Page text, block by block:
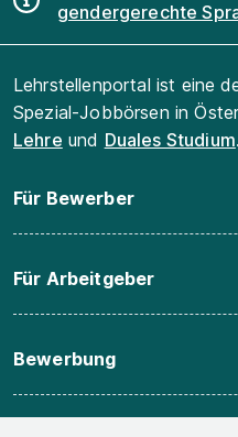
gendergerechte
Lehrstellenportal ist eine
Spezial-Jobbörsen in
Lehre und Duales Studium.
Für Bewerber
Für Arbeitgeber
Bewerbung